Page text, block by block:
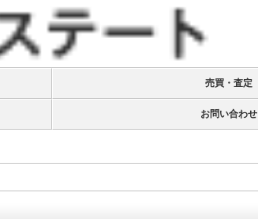
売買・査定
お問い合わせ